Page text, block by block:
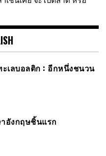
ะเลบอลติก : อีกหนึ่งชนวน
อังกฤษชิ้นแรก